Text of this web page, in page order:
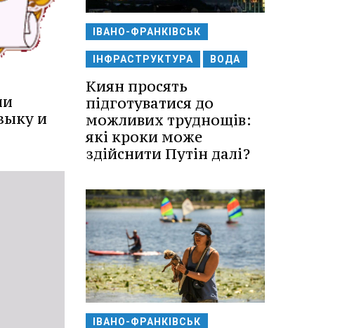
и
ІВАНО-ФРАНКІВСЬК
ІНФРАСТРУКТУРА ВОДА
Киян просять
підготуватися до
можливих труднощів:
які кроки може
здійснити Путін далі?
ІВАНО-ФРАНКІВСЬК